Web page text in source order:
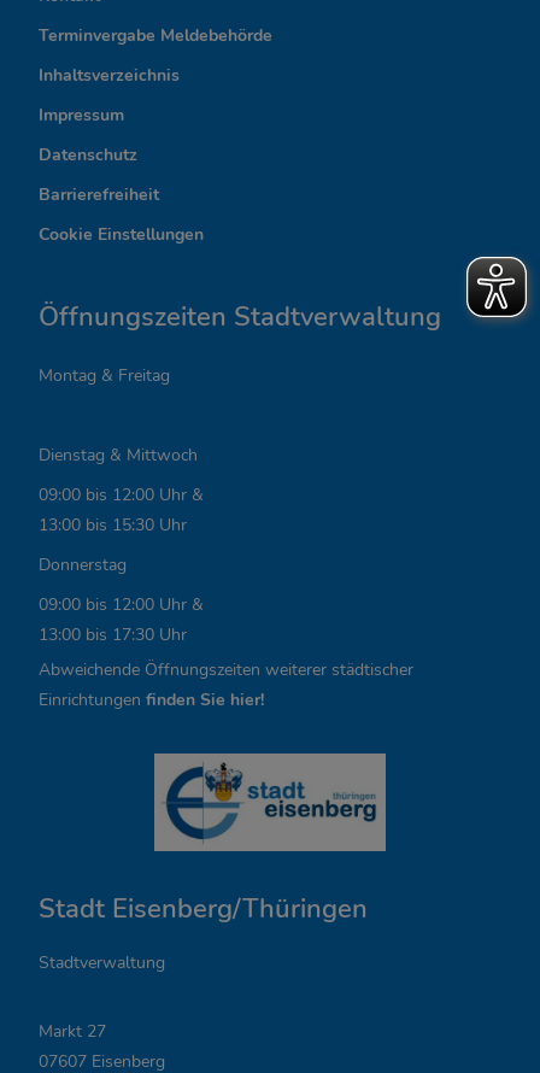
t
e
r
e
s
a
t
L
i
n
k
s
,
u
n
g
s
Terminvergabe Meldebehörde
Inhaltsverzeichnis
Impressum
Datenschutz
Barrierefreiheit
Cookie Einstellungen
Öffnungszeiten Stadtverwaltung
Montag & Freitag
Dienstag & Mittwoch
09:00 bis 12:00 Uhr &
13:00 bis 15:30 Uhr
Donnerstag
09:00 bis 12:00 Uhr &
13:00 bis 17:30 Uhr
Abweichende Öffnungszeiten weiterer städtischer
Einrichtungen finden Sie hier!
Stadt Eisenberg/Thüringen
Stadtverwaltung
Markt 27
07607 Eisenberg